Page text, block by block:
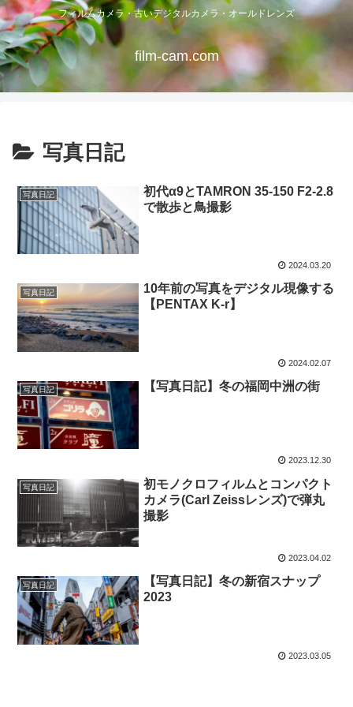
フィルムカメラ・古いデジタルカメラ・オールドレンズ
film-cam.com
写真日記
写真日記
初代α9とTAMRON 35-150 F2-2.8
で散歩と鳥撮影
2024.03.20
写真日記
10年前の写真をデジタル現像する
【PENTAX K-r】
2024.02.07
写真日記 【写真日記】冬の福岡中洲の街
2023.12.30
写真日記
初モノクロフィルムとコンパクト
カメラ(Carl Zeissレンズ)で弾丸
撮影
2023.04.02
写真日記
【写真日記】冬の新宿スナップ
2023
2023.03.05